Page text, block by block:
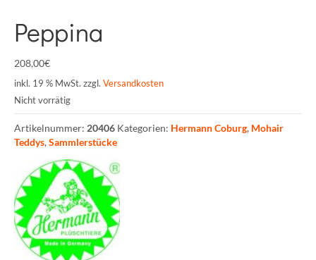
Peppina
208,00€
inkl. 19 % MwSt. zzgl. Versandkosten
Nicht vorrätig
Artikelnummer: 20406 Kategorien: Hermann Coburg, Mohair
Teddys,Sammlerstücke